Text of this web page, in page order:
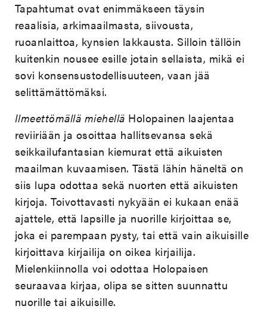
Tapahtumat ovat enimmäkseen täysin
reaalisia, arkimaailmasta, siivousta,
ruoanlaittoa, kynsien lakkausta. Silloin tällöin
kuitenkin nousee esille jotain sellaista, mikä ei
sovi konsensustodellisuuteen, vaan jää
selittämättömäksi.
Ilmeettömällä miehellä Holopainen laajentaa
reviiriään ja osoittaa hallitsevansa sekä
seikkailufantasian kiemurat että aikuisten
maailman kuvaamisen. Tästä lähin häneltä on
siis lupa odottaa sekä nuorten että aikuisten
kirjoja. Toivottavasti nykyään ei kukaan enää
ajattele, että lapsille ja nuorille kirjoittaa se,
joka ei parempaan pysty, tai että vain aikuisille
kirjoittava kirjailija on oikea kirjailija.
Mielenkiinnolla voi odottaa Holopaisen
seuraavaa kirjaa, olipa se sitten suunnattu
nuorille tai aikuisille.